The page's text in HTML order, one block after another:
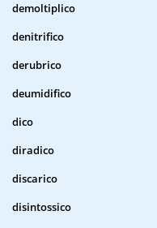
demoltiplico
denitrifico
derubrico
deumidifico
dico
diradico
discarico
disintossico